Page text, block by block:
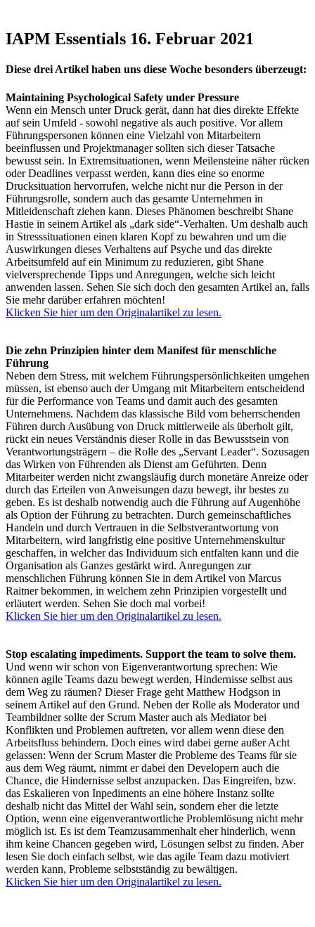
IAPM Essentials 16. Februar 2021
Diese drei Artikel haben uns diese Woche besonders überzeugt:
Maintaining Psychological Safety under Pressure
Wenn ein Mensch unter Druck gerät, dann hat dies direkte Effekte
auf sein Umfeld - sowohl negative als auch positive. Vor allem
Führungspersonen können eine Vielzahl von Mitarbeitern
beeinflussen und Projektmanager sollten sich dieser Tatsache
bewusst sein. In Extremsituationen, wenn Meilensteine näher rücken
oder Deadlines verpasst werden, kann dies eine so enorme
Drucksituation hervorrufen, welche nicht nur die Person in der
Führungsrolle, sondern auch das gesamte Unternehmen in
Mitleidenschaft ziehen kann. Dieses Phänomen beschreibt Shane
Hastie in seinem Artikel als „dark side“-Verhalten. Um deshalb auch
in Stresssituationen einen klaren Kopf zu bewahren und um die
Auswirkungen dieses Verhaltens auf Psyche und das direkte
Arbeitsumfeld auf ein Minimum zu reduzieren, gibt Shane
vielversprechende Tipps und Anregungen, welche sich leicht
anwenden lassen. Sehen Sie sich doch den gesamten Artikel an, falls
Sie mehr darüber erfahren möchten!
Klicken Sie hier um den Originalartikel zu lesen.
Die zehn Prinzipien hinter dem Manifest für menschliche
Führung
Neben dem Stress, mit welchem Führungspersönlichkeiten umgehen
müssen, ist ebenso auch der Umgang mit Mitarbeitern entscheidend
für die Performance von Teams und damit auch des gesamten
Unternehmens. Nachdem das klassische Bild vom beherrschenden
Führen durch Ausübung von Druck mittlerweile als überholt gilt,
rückt ein neues Verständnis dieser Rolle in das Bewusstsein von
Verantwortungsträgern – die Rolle des „Servant Leader“. Sozusagen
das Wirken von Führenden als Dienst am Geführten. Denn
Mitarbeiter werden nicht zwangsläufig durch monetäre Anreize oder
durch das Erteilen von Anweisungen dazu bewegt, ihr bestes zu
geben. Es ist deshalb notwendig auch die Führung auf Augenhöhe
als Option der Führung zu betrachten. Durch gemeinschaftliches
Handeln und durch Vertrauen in die Selbstverantwortung von
Mitarbeitern, wird langfristig eine positive Unternehmenskultur
geschaffen, in welcher das Individuum sich entfalten kann und die
Organisation als Ganzes gestärkt wird. Anregungen zur
menschlichen Führung können Sie in dem Artikel von Marcus
Raitner bekommen, in welchem zehn Prinzipien vorgestellt und
erläutert werden. Sehen Sie doch mal vorbei!
Klicken Sie hier um den Originalartikel zu lesen.
Stop escalating impediments. Support the team to solve them.
Und wenn wir schon von Eigenverantwortung sprechen: Wie
können agile Teams dazu bewegt werden, Hindernisse selbst aus
dem Weg zu räumen? Dieser Frage geht Matthew Hodgson in
seinem Artikel auf den Grund. Neben der Rolle als Moderator und
Teambildner sollte der Scrum Master auch als Mediator bei
Konflikten und Problemen auftreten, vor allem wenn diese den
Arbeitsfluss behindern. Doch eines wird dabei gerne außer Acht
gelassen: Wenn der Scrum Master die Probleme des Teams für sie
aus dem Weg räumt, nimmt er dabei den Developern auch die
Chance, die Hindernisse selbst anzupacken. Das Eingreifen, bzw.
das Eskalieren von Inpediments an eine höhere Instanz sollte
deshalb nicht das Mittel der Wahl sein, sondern eher die letzte
Option, wenn eine eigenverantwortliche Problemlösung nicht mehr
möglich ist. Es ist dem Teamzusammenhalt eher hinderlich, wenn
ihm keine Chancen gegeben wird, Lösungen selbst zu finden. Aber
lesen Sie doch einfach selbst, wie das agile Team dazu motiviert
werden kann, Probleme selbstständig zu bewältigen.
Klicken Sie hier um den Originalartikel zu lesen.